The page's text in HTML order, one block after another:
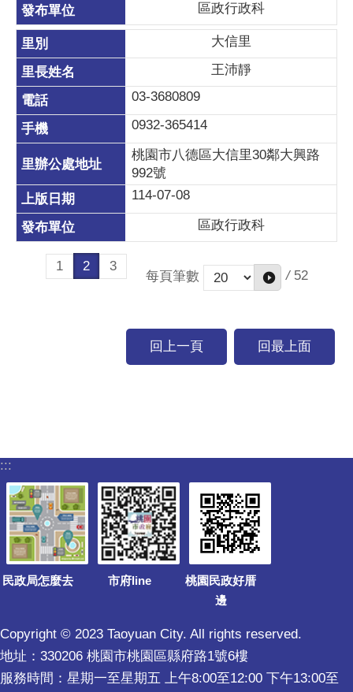
區政行政科
大信里
王沛靜
03-3680809
0932-365414
桃園市八德區大信里30鄰大興路
992號
114-07-08
區政行政科
1 2 3
每頁筆數 / 52
回上一頁 回最上面
:::
民政局怎麼去 市府line
桃園民政好厝
邊
Copyright © 2023 Taoyuan City. All rights reserved.
地址：330206 桃園市桃園區縣府路1號6樓
服務時間：星期一至星期五 上午8:00至12:00 下午13:00至